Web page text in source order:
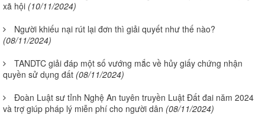
xã hội (10/11/2024)
Người khiếu nại rút lại đơn thì giải quyết như thế nào?
(08/11/2024)
TANDTC giải đáp một số vướng mắc về hủy giấy chứng nhận
quyền sử dụng đất (08/11/2024)
Đoàn Luật sư tỉnh Nghệ An tuyên truyền Luật Đất đai năm 2024
và trợ giúp pháp lý miễn phí cho người dân (08/11/2024)